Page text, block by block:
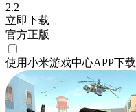
2.2
立即下载
官方正版
使用小米游戏中心APP下载